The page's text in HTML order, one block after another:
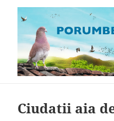
Ciudatii aia